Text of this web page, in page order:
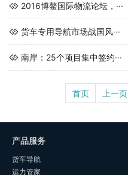
2016博鳌国际物流论坛，···
货车专用导航市场战国风···
南岸：25个项目集中签约···
首页 上一页
产品服务
货车导航
运力管家